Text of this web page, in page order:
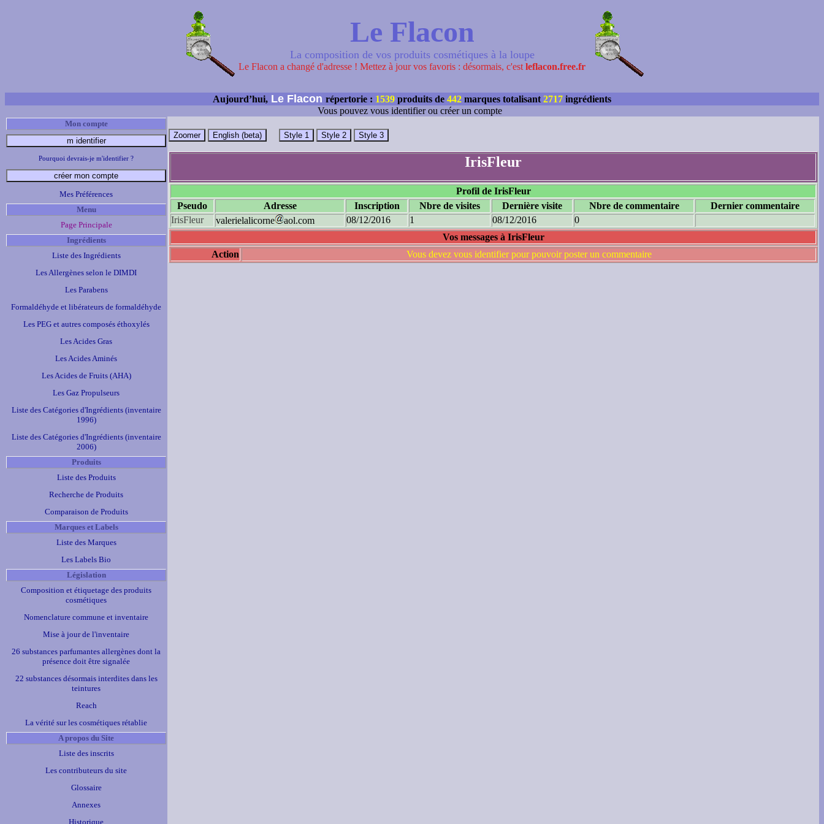
Le Flacon
La composition de vos produits cosmétiques à la loupe
Le Flacon a changé d'adresse ! Mettez à jour vos favoris : désormais, c'est leflacon.free.fr
Aujourd’hui, Le Flacon répertorie : 1539 produits de 442 marques totalisant 2717 ingrédients
Vous pouvez vous identifier ou créer un compte
Mon compte
Pourquoi devrais-je m'identifier ?
Mes Préférences
Menu
Page Principale
Ingrédients
Liste des Ingrédients
Les Allergènes selon le DIMDI
Les Parabens
Formaldéhyde et libérateurs de formaldéhyde
Les PEG et autres composés éthoxylés
Les Acides Gras
Les Acides Aminés
Les Acides de Fruits (AHA)
Les Gaz Propulseurs
Liste des Catégories d'Ingrédients (inventaire
1996)
Liste des Catégories d'Ingrédients (inventaire
2006)
Produits
Liste des Produits
Recherche de Produits
Comparaison de Produits
Marques et Labels
Liste des Marques
Les Labels Bio
Législation
Composition et étiquetage des produits
cosmétiques
Nomenclature commune et inventaire
Mise à jour de l'inventaire
26 substances parfumantes allergènes dont la
présence doit être signalée
22 substances désormais interdites dans les
teintures
Reach
La vérité sur les cosmétiques rétablie
A propos du Site
Liste des inscrits
Les contributeurs du site
Glossaire
Annexes
Historique
IrisFleur
Profil de IrisFleur
Pseudo
Adresse Inscription Nbre de visites Dernière visite Nbre de commentaire
Dernier commentaire
IrisFleur
valerielalicorne aol.com 08/12/2016 1 08/12/2016
0
Vos messages à IrisFleur
Action
Vous devez vous identifier pour pouvoir poster un commentaire